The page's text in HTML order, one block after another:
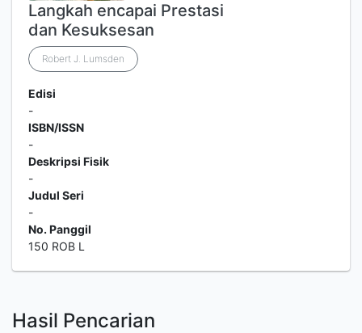
Langkah encapai Prestasi
dan Kesuksesan
Robert J. Lumsden
Edisi
-
ISBN/ISSN
-
Deskripsi Fisik
-
Judul Seri
-
No. Panggil
150 ROB L
Hasil Pencarian